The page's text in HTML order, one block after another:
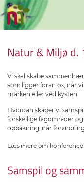
Natur & Miljø d.
Vi skal skabe
som ligger foran os, når
marken eller ved kysten.
Hvordan skaber vi
forskellige fagområder og
opbakning, når
Læs mere om
Samspil og